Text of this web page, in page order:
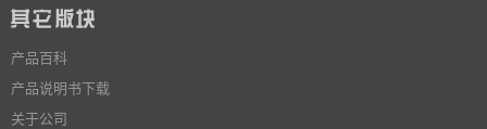
产品百科
产品说明书下载
关于公司